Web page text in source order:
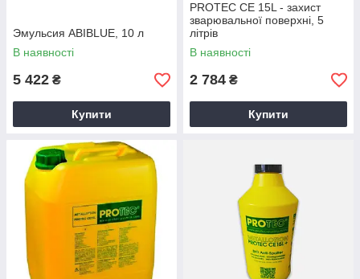
Эмульсия ABIBLUE, 10 л
В наявності
5 422 ₴
Купити
PROTEC CE 15L - захист
зварювальної поверхні, 5
літрів
В наявності
2 784 ₴
Купити